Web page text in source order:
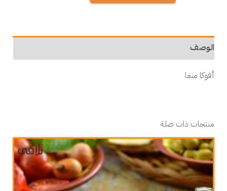
الوصف
أفوكا منغا
منتجات ذات صلة